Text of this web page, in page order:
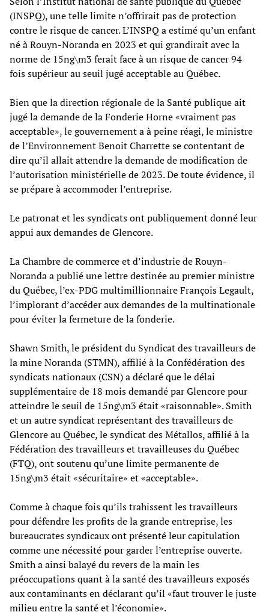
(INSPQ), une telle limite n’offrirait pas de protection
contre le risque de cancer. L’INSPQ a estimé qu’un enfant
né à Rouyn-Noranda en 2023 et qui grandirait avec la
norme de 15ng\m3 ferait face à un risque de cancer 94
fois supérieur au seuil jugé acceptable au Québec.
Bien que la direction régionale de la Santé publique ait
jugé la demande de la Fonderie Horne «vraiment pas
acceptable», le gouvernement a à peine réagi, le ministre
de l’Environnement Benoit Charrette se contentant de
dire qu’il allait attendre la demande de modification de
l’autorisation ministérielle de 2023. De toute évidence, il
se prépare à accommoder l’entreprise.
Le patronat et les syndicats ont publiquement donné leur
appui aux demandes de Glencore.
La Chambre de commerce et d’industrie de Rouyn-
Noranda a publié une lettre destinée au premier ministre
du Québec, l’ex-PDG multimillionnaire François Legault,
l’implorant d’accéder aux demandes de la multinationale
pour éviter la fermeture de la fonderie.
Shawn Smith, le président du Syndicat des travailleurs de
la mine Noranda (STMN), affilié à la Confédération des
syndicats nationaux (CSN) a déclaré que le délai
supplémentaire de 18 mois demandé par Glencore pour
atteindre le seuil de 15ng\m3 était «raisonnable». Smith
et un autre syndicat représentant des travailleurs de
Glencore au Québec, le syndicat des Métallos, affilié à la
Fédération des travailleurs et travailleuses du Québec
(FTQ), ont soutenu qu’une limite permanente de
15ng\m3 était «sécuritaire» et «acceptable».
Comme à chaque fois qu’ils trahissent les travailleurs
pour défendre les profits de la grande entreprise, les
bureaucrates syndicaux ont présenté leur capitulation
comme une nécessité pour garder l’entreprise ouverte.
Smith a ainsi balayé du revers de la main les
préoccupations quant à la santé des travailleurs exposés
aux contaminants en déclarant qu’il «faut trouver le juste
milieu entre la santé et l’économie».